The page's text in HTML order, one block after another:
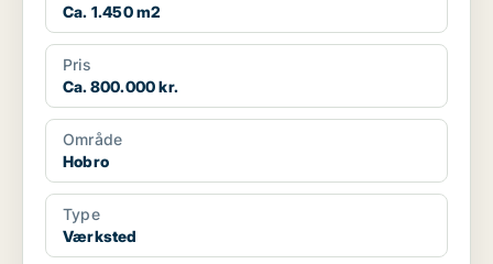
Ca. 1.450 m2
Pris
Ca. 800.000 kr.
Område
Hobro
Type
Værksted